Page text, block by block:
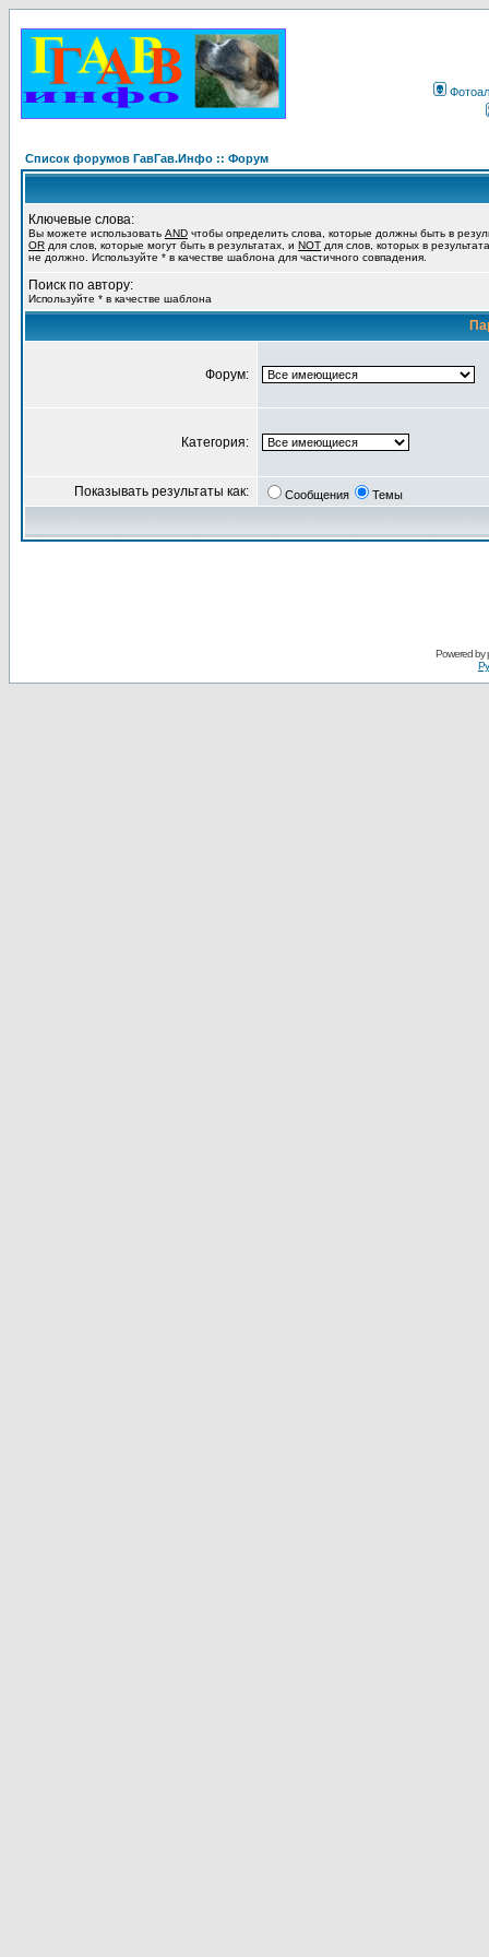
Список форумов ГавГав.Инфо :: Форум
Ключевые слова:
Вы можете использовать AND чтобы определить слова, которые должны быть в
OR для слов, которые могут быть в результатах, и NOT для слов, которых в
не должно. Используйте * в качестве шаблона для частичного совпадения.
Поиск по автору:
Используйте * в качестве шаблона
Форум:
Категория:
Показывать результаты как: Сообщения Темы
Powered by